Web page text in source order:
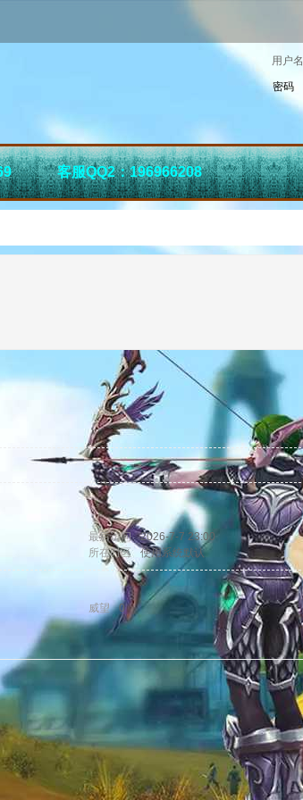
用户名
密码
客服QQ2：196966208
最后访问
2026-7-7 23:00
所在时区 使用系统默认
威望
0